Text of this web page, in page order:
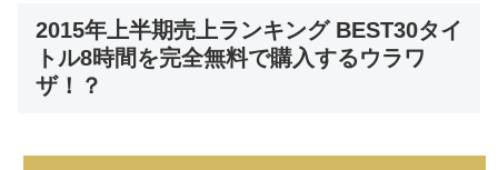
2015年上半期売上ランキング BEST30タイ
トル8時間を完全無料で購入するウラワ
ザ！？